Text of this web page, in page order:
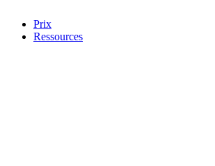
Prix
Ressources